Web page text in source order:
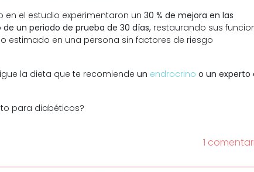
el estudio experimentaron un 30 % de mejora en las
un periodo de prueba de 30 días, restaurando sus
estimado en una persona sin factores de riesgo
la dieta que te recomiende un endrocrino o un experto
para diabéticos?
1